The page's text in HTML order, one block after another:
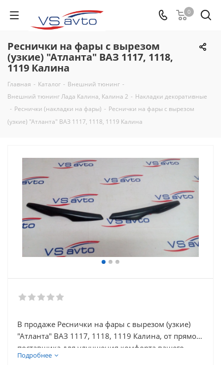
0
Реснички на фары с вырезом
(узкие) "Атланта" ВАЗ 1117, 1118,
1119 Калина
Главная - Каталог - Внешний тюнинг -
Внешний тюнинг Лада Калина, Калина 2 - Накладки декоративные
- Реснички (накладки на фары) - Реснички на фары с вырезом
(узкие) "Атланта" ВАЗ 1117, 1118, 1119 Калина
В продаже Реснички на фары с вырезом (узкие)
"Атланта" ВАЗ 1117, 1118, 1119 Калина, от прямого
поставщика для улучшения комфорта вашего
автомобиля. В нашем каталоге так же присутствует
Подробнее